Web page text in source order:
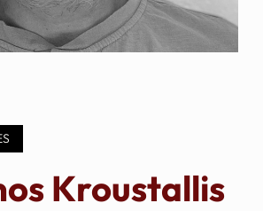
Kroustallis